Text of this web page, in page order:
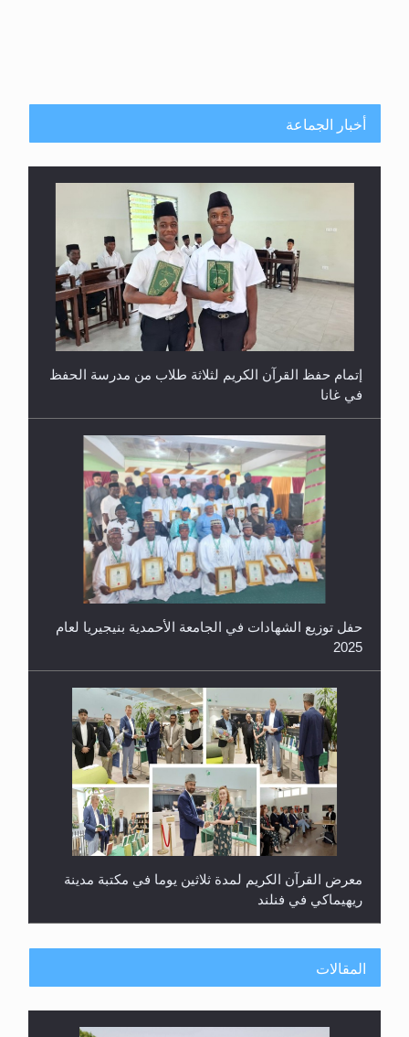
أخبار الجماعة
إتمام حفظ القرآن الكريم لثلاثة طلاب من مدرسة الحفظ
في غانا
حفل توزيع الشهادات في الجامعة الأحمدية بنيجيريا لعام
2025
معرض القرآن الكريم لمدة ثلاثين يوما في مكتبة مدينة
ريهيماكي في فنلند
المقالات